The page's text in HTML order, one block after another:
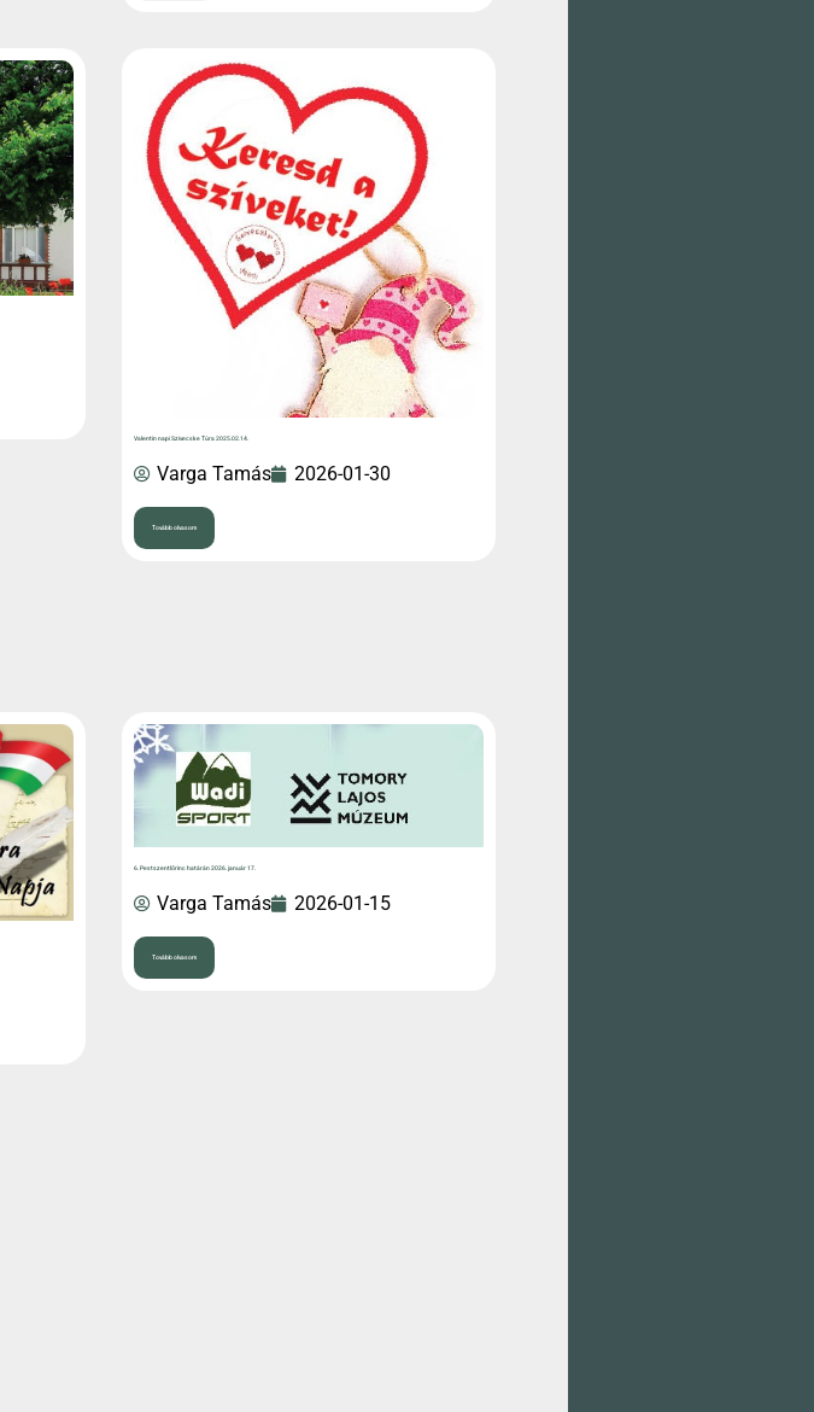
Valentin napi Szivecske Túra 2025.02.14.
Varga Tamás 2026-01-30
Tovább olvasom
6. Pestszentlőrinc határán 2026. január 17.
Varga Tamás 2026-01-15
Tovább olvasom